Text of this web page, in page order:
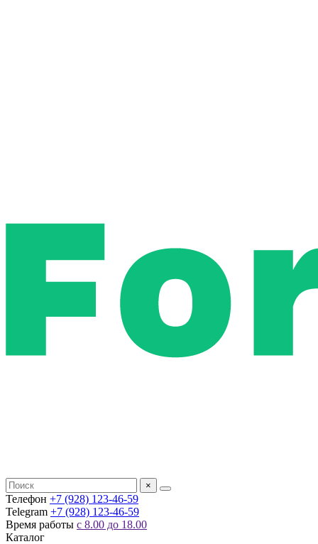
×
Телефон +7 (928) 123-46-59
Telegram +7 (928) 123-46-59
Время работы с 8.00 до 18.00
Каталог